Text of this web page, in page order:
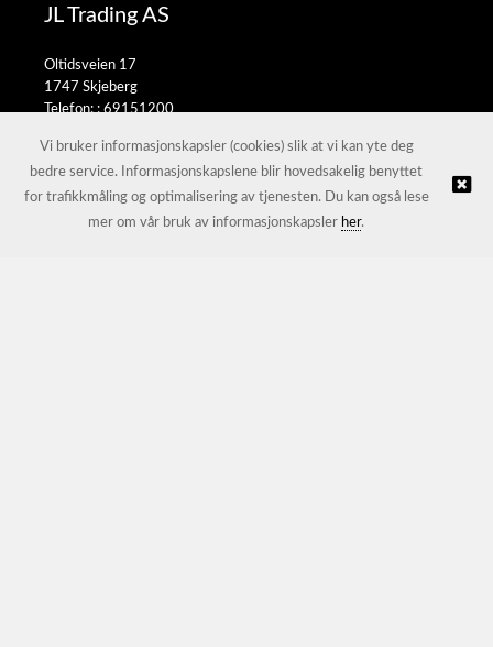
JL Trading AS
Oltidsveien 17
1747 Skjeberg
Telefon: :69151200
© JL Trading AS |Nettbutikk levert av Kréatif
Vi bruker informasjonskapsler (cookies) slik at vi kan yte deg
bedre service. Informasjonskapslene blir hovedsakelig benyttet
for trafikkmåling og optimalisering av tjenesten. Du kan også lese
mer om vår bruk av informasjonskapsler her.